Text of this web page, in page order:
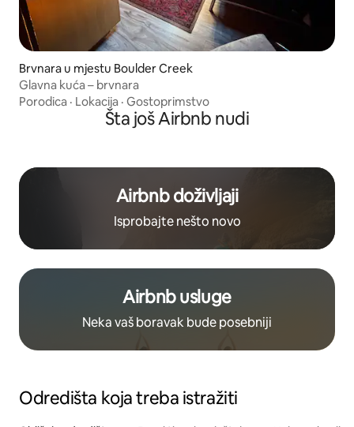
Brvnara u mjestu Boulder Creek
Glavna kuća – brvnara
Porodica · Lokacija · Gostoprimstvo
Šta još Airbnb nudi
Airbnb doživljaji
Isprobajte nešto novo
Airbnb usluge
Neka vaš boravak bude posebniji
Odredišta koja treba istražiti